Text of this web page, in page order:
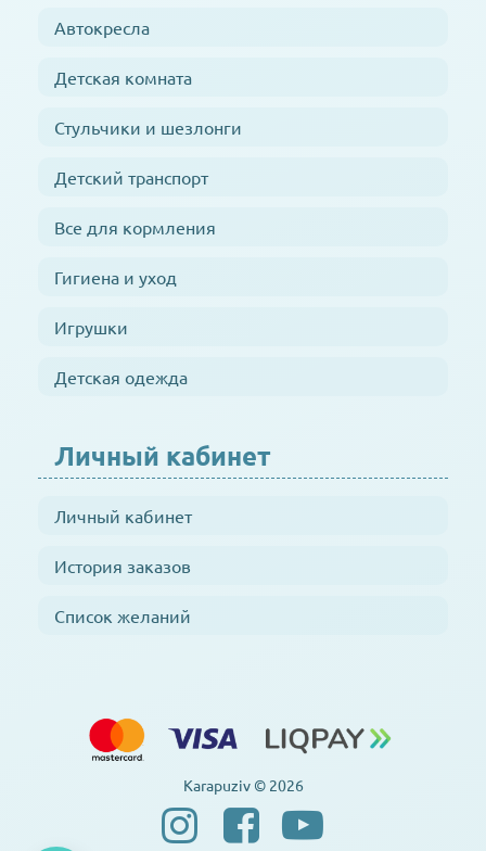
Автокресла
Детская комната
Стульчики и шезлонги
Детский транспорт
Все для кормления
Гигиена и уход
Игрушки
Детская одежда
Личный кабинет
Личный кабинет
История заказов
Список желаний
Karapuziv © 2026